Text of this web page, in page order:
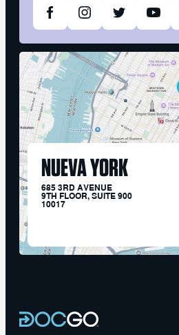
NUEVA YORK
685 3RD AVENUE
9TH FLOOR, SUITE 900
10017